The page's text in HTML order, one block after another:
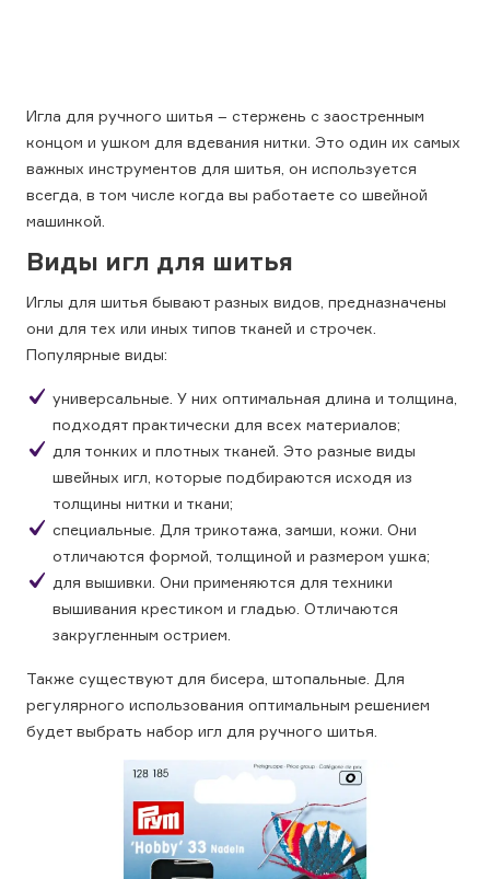
Игла для ручного шитья – стержень с заостренным
концом и ушком для вдевания нитки. Это один их самых
важных инструментов для шитья, он используется
всегда, в том числе когда вы работаете со швейной
машинкой.
Виды игл для шитья
Иглы для шитья бывают разных видов, предназначены
они для тех или иных типов тканей и строчек.
Популярные виды:
универсальные. У них оптимальная длина и толщина,
подходят практически для всех материалов;
для тонких и плотных тканей. Это разные виды
швейных игл, которые подбираются исходя из
толщины нитки и ткани;
специальные. Для трикотажа, замши, кожи. Они
отличаются формой, толщиной и размером ушка;
для вышивки. Они применяются для техники
вышивания крестиком и гладью. Отличаются
закругленным острием.
Также существуют для бисера, штопальные. Для
регулярного использования оптимальным решением
будет выбрать набор игл для ручного шитья.